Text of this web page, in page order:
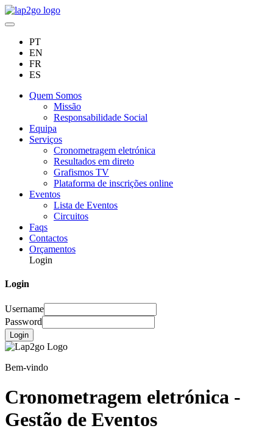
PT
EN
FR
ES
Quem Somos
Missão
Responsabilidade Social
Equipa
Serviços
Cronometragem eletrónica
Resultados em direto
Grafismos TV
Plataforma de inscrições online
Eventos
Lista de Eventos
Circuitos
Faqs
Contactos
Orçamentos
Login
Login
Username
Password
Login
Bem-vindo
Cronometragem eletrónica -
Gestão de Eventos